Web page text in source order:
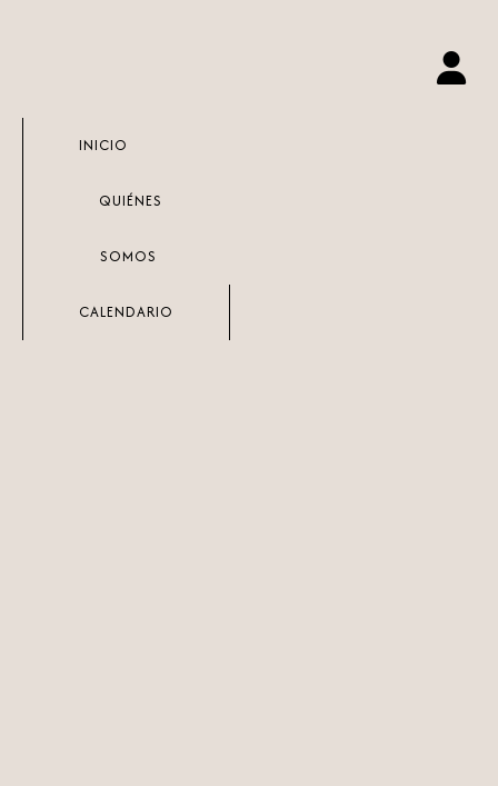
INICIO
QUIÉNES
SOMOS
CALENDARIO